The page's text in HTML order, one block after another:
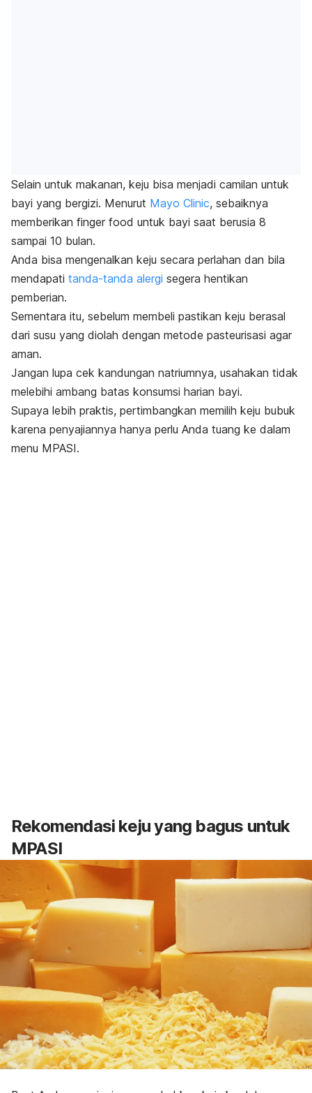
Selain untuk makanan, keju bisa menjadi camilan untuk
bayi yang bergizi. Menurut Mayo Clinic, sebaiknya
memberikan finger food untuk bayi saat berusia 8
sampai 10 bulan.
Anda bisa mengenalkan keju secara perlahan dan bila
mendapati tanda-tanda alergi segera hentikan
pemberian.
Sementara itu, sebelum membeli pastikan keju berasal
dari susu yang diolah dengan metode pasteurisasi agar
aman.
Jangan lupa cek kandungan natriumnya, usahakan tidak
melebihi ambang batas konsumsi harian bayi.
Supaya lebih praktis, pertimbangkan memilih keju bubuk
karena penyajiannya hanya perlu Anda tuang ke dalam
menu MPASI.
Rekomendasi keju yang bagus untuk
MPASI